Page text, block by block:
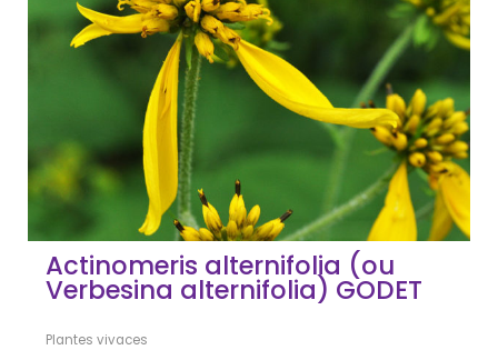
Actinomeris alternifolia (ou
Verbesina alternifolia) GODET
Plantes vivaces